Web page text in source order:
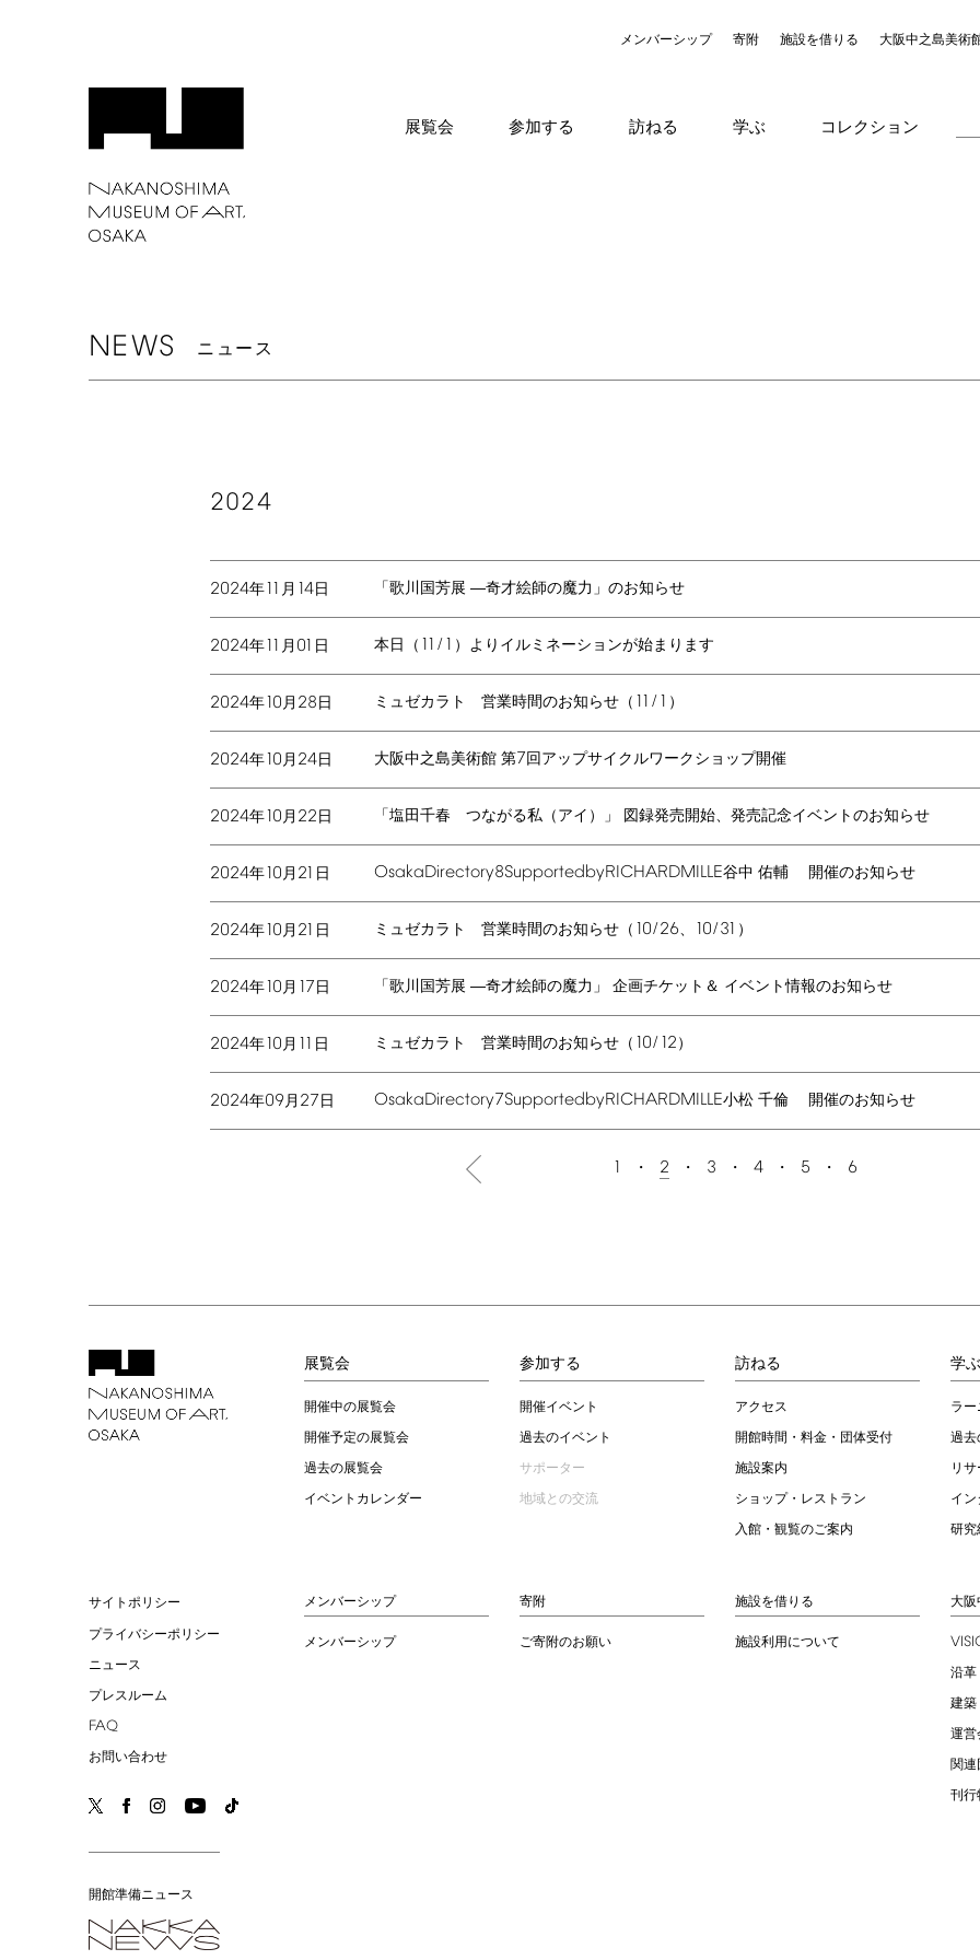
メンバーシップ 寄附 施設を借りる 大阪中之島美術
展覧会 参加する 訪ねる 学ぶ コレクション
NEWS ニュース
2024
2024年11 月 14日 「歌川国芳展 ―奇才絵師の魔力」のお知らせ
2024年11 月 01 日 本日（ 11/1 ）よりイルミネーションが始まります
2024年10月 28日 ミュゼカラト 営業時間のお知らせ（ 11/1 ）
2024年10月 24日 ⼤阪中之島美術館 第7回アップサイクルワークショップ開催
2024年10月 22日 「塩田千春 つながる私（アイ）」 図録発売開始、発売記念イベントのお知らせ
2024年10月 21 日 OsakaDirectory8SupportedbyRICHARDMILLE谷中 佑輔 開催のお知らせ
2024年10月 21 日 ミュゼカラト 営業時間のお知らせ（ 10/26、 10/31 ）
2024年10月 17日 「歌川国芳展 ―奇才絵師の魔力」 企画チケット＆ イベント情報のお知らせ
2024年10月 11 日 ミュゼカラト 営業時間のお知らせ（ 10/12）
2024年09月 27日 OsakaDirectory7SupportedbyRICHARDMILLE小松 千倫 開催のお知らせ
1 2 3 4 5 6
展覧会
開催中の展覧会
開催予定の展覧会
過去の展覧会
イベントカレンダー
参加する
開催イベント
過去のイベント
サポーター
地域との交流
訪ねる
アクセス
開館時間・料金・団体受付
施設案内
ショップ・レストラン
入館・観覧のご案内
学ぶ
ラー
過去
リサ
イ
研究
サイトポリシー
プライバシーポリシー
ニュース
プレスルーム
FAQ
お問い合わせ
開館準備ニュース
メンバーシップ
メンバーシップ
寄附
ご寄附のお願い
施設を借りる
施設利用について
大阪
沿革
建築
運営
関
刊行